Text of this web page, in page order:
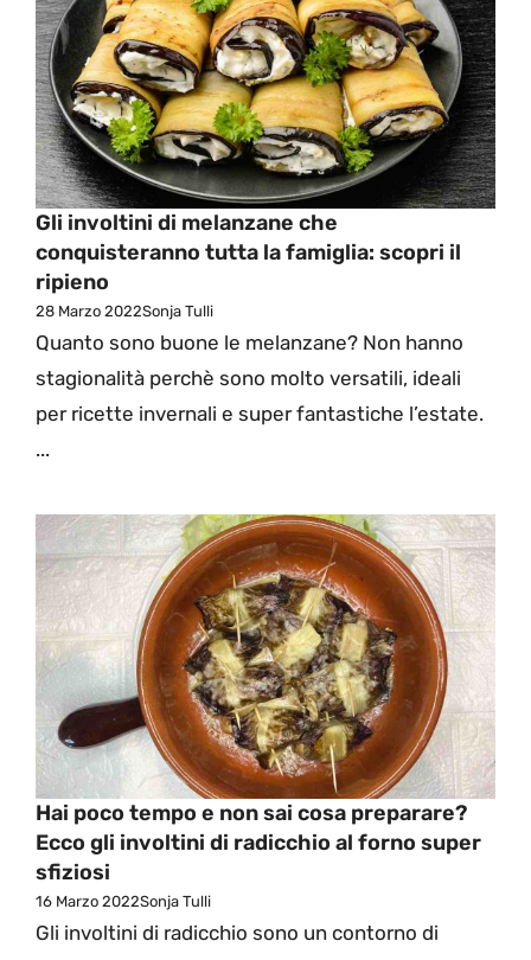
Gli involtini di melanzane che
conquisteranno tutta la famiglia: scopri il
ripieno
28 Marzo 2022Sonja Tulli
Quanto sono buone le melanzane? Non hanno
stagionalità perchè sono molto versatili, ideali
per ricette invernali e super fantastiche l’estate.
...
Hai poco tempo e non sai cosa preparare?
Ecco gli involtini di radicchio al forno super
sfiziosi
16 Marzo 2022Sonja Tulli
Gli involtini di radicchio sono un contorno di